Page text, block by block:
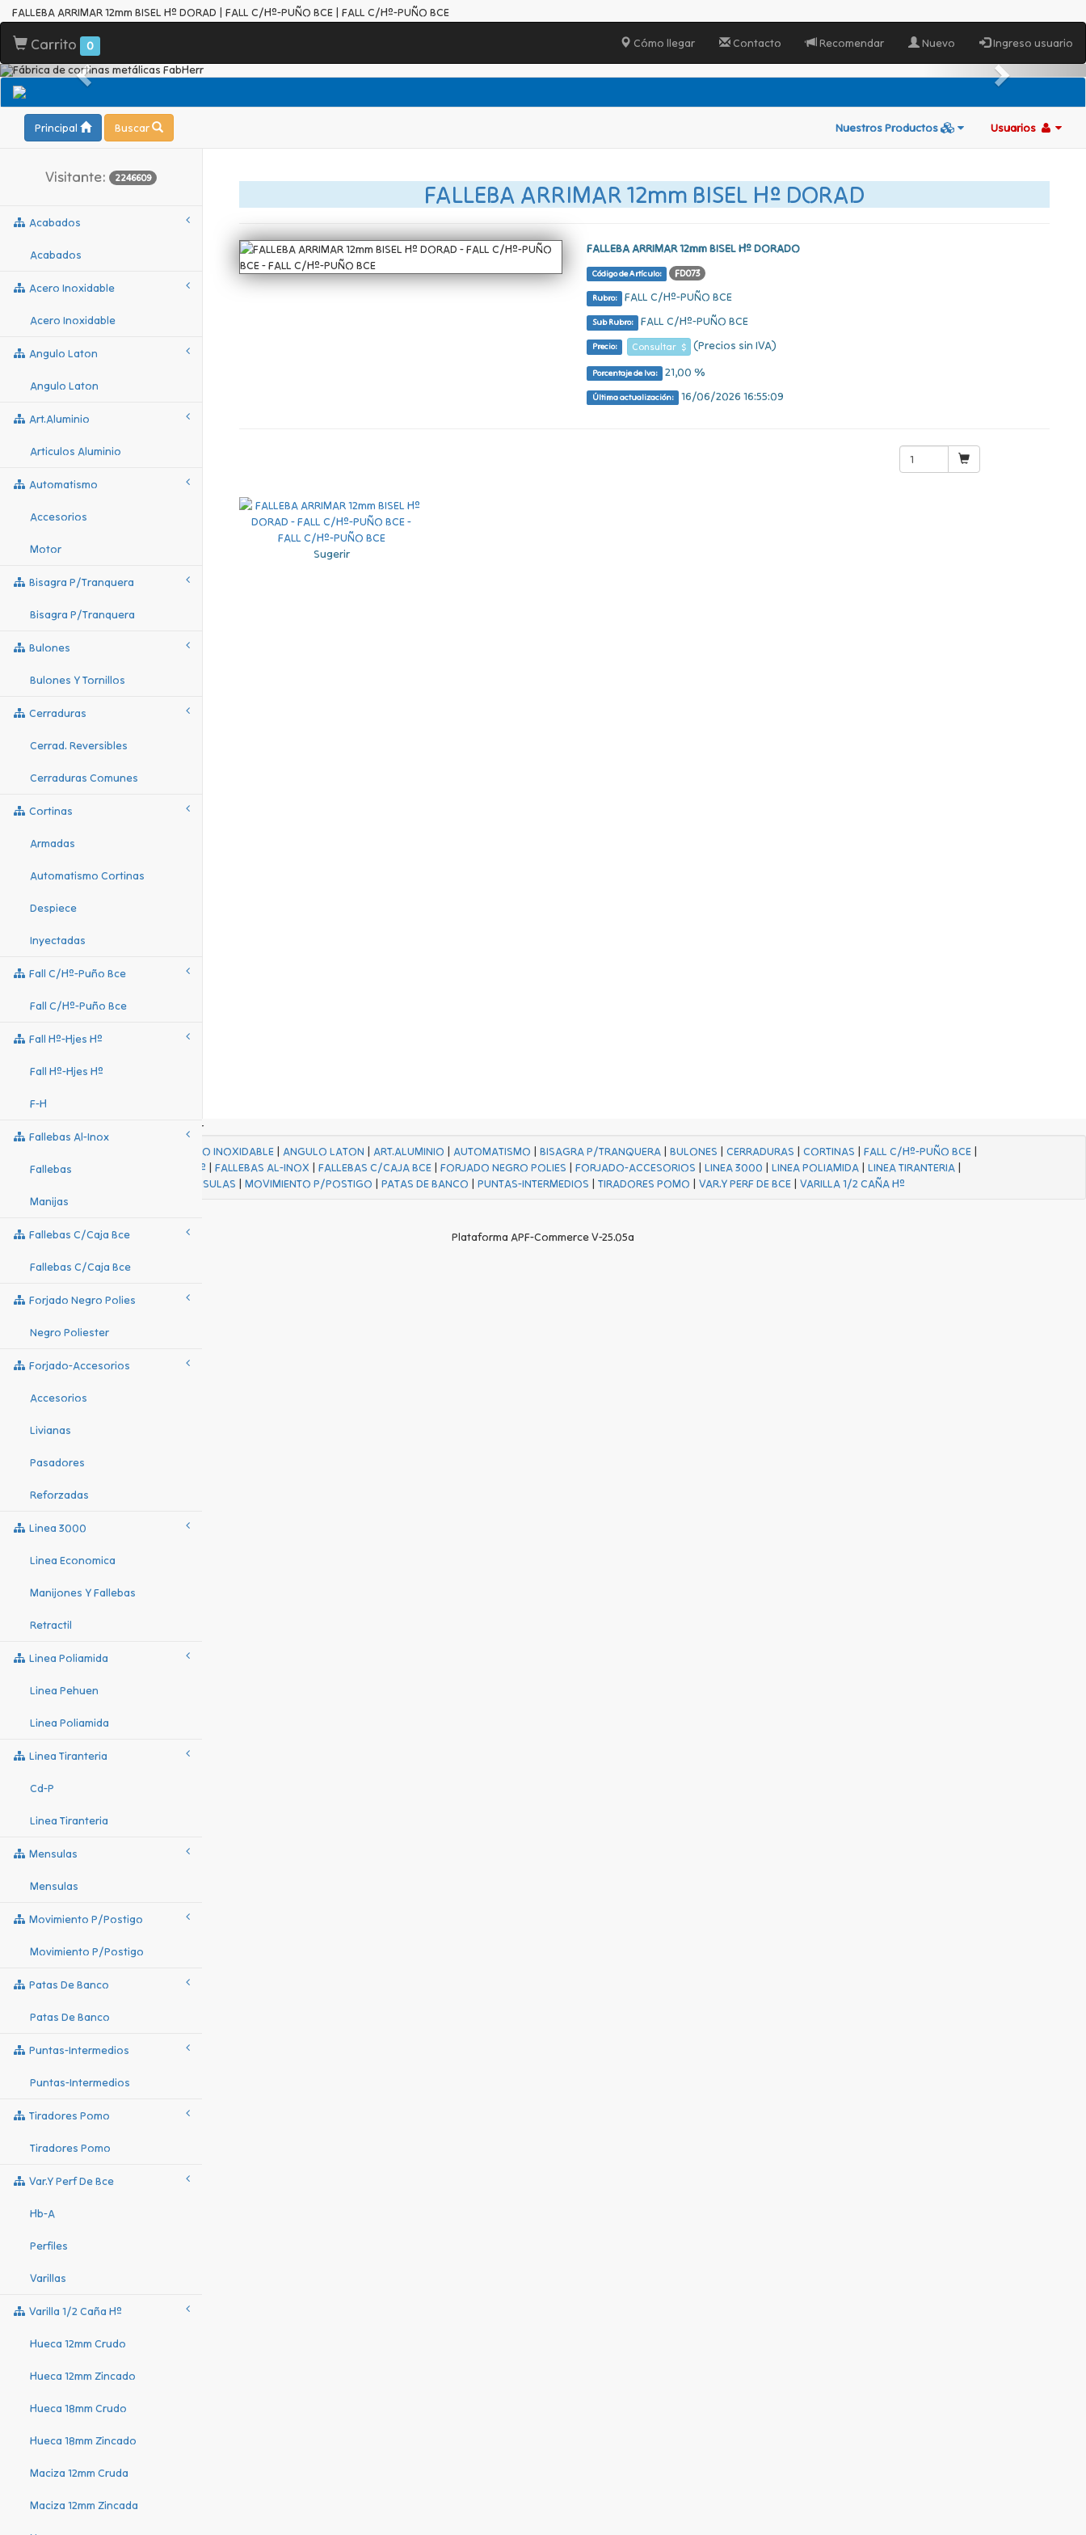
FALLEBA ARRIMAR 12mm BISEL Hº DORAD | FALL C/Hº-PUÑO BCE | FALL C/Hº-PUÑO BCE
Carrito 0 Cómo llegar Contacto Recomendar Nuevo Ingreso usuario
Principal Buscar Nuestros Productos Usuarios
Visitante: 2246609
Acabados
Acabados
Acero Inoxidable
Acero Inoxidable
Angulo Laton
Angulo Laton
Art.aluminio
Articulos Aluminio
Automatismo
Accesorios
Motor
Bisagra P/tranquera
Bisagra P/tranquera
Bulones
Bulones Y Tornillos
Cerraduras
Cerrad. Reversibles
Cerraduras Comunes
Cortinas
Armadas
Automatismo Cortinas
Despiece
Inyectadas
Fall C/hº-Puño Bce
Fall C/hº-Puño Bce
Fall Hº-Hjes Hº
Fall Hº-Hjes Hº
F-H
Fallebas Al-Inox
Fallebas
Manijas
Fallebas C/caja Bce
Fallebas C/caja Bce
Forjado Negro Polies
Negro Poliester
Forjado-Accesorios
Accesorios
Livianas
Pasadores
Reforzadas
Linea 3000
Linea Economica
Manijones Y Fallebas
Retractil
Linea Poliamida
Linea Pehuen
Linea Poliamida
Linea Tiranteria
Cd-P
Linea Tiranteria
Mensulas
Mensulas
Movimiento P/postigo
Movimiento P/postigo
Patas De Banco
Patas De Banco
Puntas-Intermedios
Puntas-Intermedios
Tiradores Pomo
Tiradores Pomo
Var.y Perf De Bce
Hb-A
Perfiles
Varillas
Varilla 1/2 Caña Hº
Hueca 12mm Crudo
Hueca 12mm Zincado
Hueca 18mm Crudo
Hueca 18mm Zincado
Maciza 12mm Cruda
Maciza 12mm Zincada
FALLEBA ARRIMAR 12mm BISEL Hº DORAD
FALLEBA ARRIMAR 12mm BISEL Hº DORADO
Código de Artículo: FD073
Rubro: FALL C/Hº-PUÑO BCE
Sub Rubro: FALL C/Hº-PUÑO BCE
Precio: Consultar $ (Precios sin IVA)
Porcentaje de Iva: 21,00 %
Última actualización: 16/06/2026 16:55:09
Sugerir
ACERO INOXIDABLE| ANGULO LATON | ART.ALUMINIO | AUTOMATISMO | BISAGRA P/TRANQUERA| BULONES | CERRADURAS | CORTINAS | FALL C/Hº-PUÑO BCE|
FALL Hº-HJES Hº |FALLEBAS AL-INOX |FALLEBAS C/CAJA BCE |FORJADO NEGRO POLIES |FORJADO-ACCESORIOS |LINEA 3000 |LINEA POLIAMIDA |LINEA TIRANTERIA |
MENSULAS | MOVIMIENTO P/POSTIGO | PATAS DE BANCO | PUNTAS-INTERMEDIOS | TIRADORES POMO | VAR.Y PERF DE BCE| VARILLA 1/2 CAÑA Hº
Plataforma APF-Commerce V-25.05a